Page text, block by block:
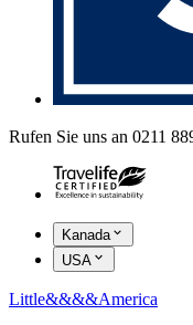
Rufen Sie uns an 0211
Kanada
USA
Little&&&&America